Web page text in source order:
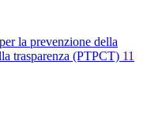
la prevenzione della
trasparenza (PTPCT) 11